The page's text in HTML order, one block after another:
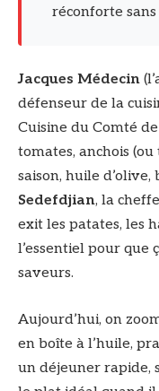
réconforte
Jacques Médecin
défenseur de la
Cuisine du Comté
tomates, anchois
saison, huile
Sedefdjian, la
exit les patates, les
l’essentiel pour que
saveurs.
Aujourd’hui, on
en boîte à l’huile,
un déjeuner rapide,